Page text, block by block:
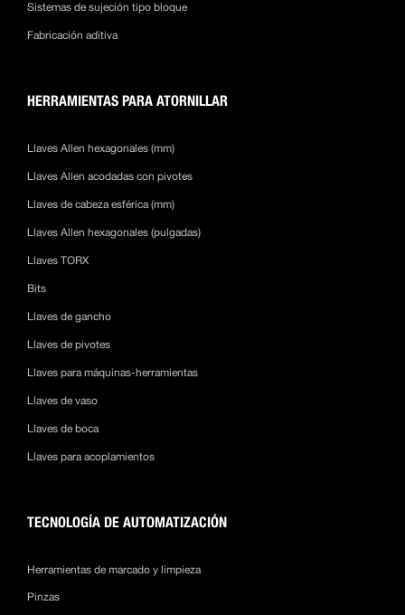
Sistemas de sujeción tipo bloque
Fabricación aditiva
HERRAMIENTAS PARA ATORNILLAR
Llaves Allen hexagonales (mm)
Llaves Allen acodadas con pivotes
Llaves de cabeza esférica (mm)
Llaves Allen hexagonales (pulgadas)
Llaves TORX
Bits
Llaves de gancho
Llaves de pivotes
Llaves para máquinas-herramientas
Llaves de vaso
Llaves de boca
Llaves para acoplamientos
TECNOLOGÍA DE AUTOMATIZACIÓN
Herramientas de marcado y limpieza
Pinzas